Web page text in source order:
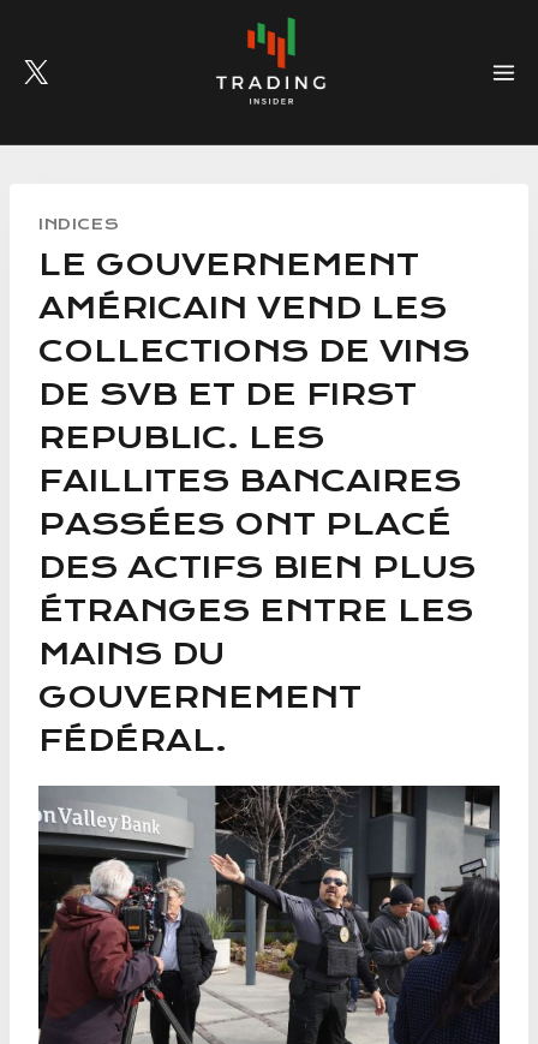
content
INDICES
LE GOUVERNEMENT
AMÉRICAIN VEND LES
COLLECTIONS DE VINS
DE SVB ET DE FIRST
REPUBLIC. LES
FAILLITES BANCAIRES
PASSÉES ONT PLACÉ
DES ACTIFS BIEN PLUS
ÉTRANGES ENTRE LES
MAINS DU
GOUVERNEMENT
FÉDÉRAL.